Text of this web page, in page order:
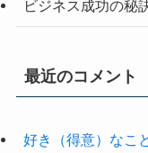
ビジネス成功の秘
最近のコメント
好き（得意）なこ